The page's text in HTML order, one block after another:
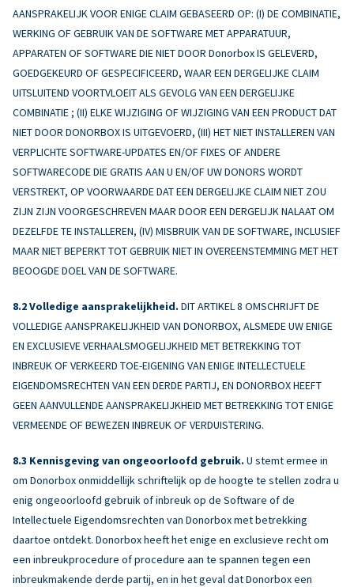
AANSPRAKELIJK VOOR ENIGE CLAIM GEBASEERD OP: (I) DE COMBINATIE,
WERKING OF GEBRUIK VAN DE SOFTWARE MET APPARATUUR,
APPARATEN OF SOFTWARE DIE NIET DOOR Donorbox IS GELEVERD,
GOEDGEKEURD OF GESPECIFICEERD, WAAR EEN DERGELIJKE CLAIM
UITSLUITEND VOORTVLOEIT ALS GEVOLG VAN EEN DERGELIJKE
COMBINATIE ; (II) ELKE WIJZIGING OF WIJZIGING VAN EEN PRODUCT DAT
NIET DOOR DONORBOX IS UITGEVOERD, (III) HET NIET INSTALLEREN VAN
VERPLICHTE SOFTWARE-UPDATES EN/OF FIXES OF ANDERE
SOFTWARECODE DIE GRATIS AAN U EN/OF UW DONORS WORDT
VERSTREKT, OP VOORWAARDE DAT EEN DERGELIJKE CLAIM NIET ZOU
ZIJN ZIJN VOORGESCHREVEN MAAR DOOR EEN DERGELIJK NALAAT OM
DEZELFDE TE INSTALLEREN, (IV) MISBRUIK VAN DE SOFTWARE, INCLUSIEF
MAAR NIET BEPERKT TOT GEBRUIK NIET IN OVEREENSTEMMING MET HET
BEOOGDE DOEL VAN DE SOFTWARE.
Volledige aansprakelijkheid. DIT ARTIKEL 8 OMSCHRIJFT DE
VOLLEDIGE AANSPRAKELIJKHEID VAN DONORBOX, ALSMEDE UW ENIGE
EN EXCLUSIEVE VERHAALSMOGELIJKHEID MET BETREKKING TOT
INBREUK OF VERKEERD TOE-EIGENING VAN ENIGE INTELLECTUELE
EIGENDOMSRECHTEN VAN EEN DERDE PARTIJ, EN DONORBOX HEEFT
GEEN AANVULLENDE AANSPRAKELIJKHEID MET BETREKKING TOT ENIGE
VERMEENDE OF BEWEZEN INBREUK OF VERDUISTERING.
Kennisgeving van ongeoorloofd gebruik. U stemt ermee in
om Donorbox onmiddellijk schriftelijk op de hoogte te stellen zodra u
enig ongeoorloofd gebruik of inbreuk op de Software of de
Intellectuele Eigendomsrechten van Donorbox met betrekking
daartoe ontdekt. Donorbox heeft het enige en exclusieve recht om
een inbreukprocedure of procedure aan te spannen tegen een
inbreukmakende derde partij, en in het geval dat Donorbox een